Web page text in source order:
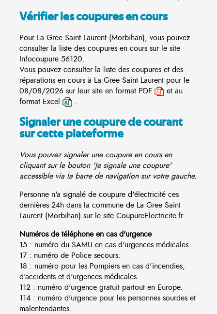
Vérifier les coupures en cours
Pour La Gree Saint Laurent (Morbihan), vous pouvez
consulter la liste des coupures en cours sur le site
Infocoupure 56120.
Vous pouvez consulter la liste des coupures et des
réparations en cours à La Gree Saint Laurent pour le
08/08/2026 sur leur site en format PDF
et au
format Excel
.
Signaler une coupure de courant
sur cette plateforme
Vous pouvez signaler une coupure en cours en
cliquant sur le bouton 'Je signale une coupure'
accessible via la barre de navigation sur votre gauche.
Personne n'a signalé de coupure d'électricité ces
dernières 24h dans la commune de La Gree Saint
Laurent (Morbihan) sur le site CoupureElectricite.fr.
Numéros de téléphone en cas d'urgence
15 : numéro du SAMU en cas d'urgences médicales.
17 : numéro de Police secours.
18 : numéro pour les Pompiers en cas d'incendies,
d'accidents et d'urgences médicales.
112 : numéro d'urgence gratuit partout en Europe.
114 : numéro d'urgence pour les personnes sourdes et
malentendantes.